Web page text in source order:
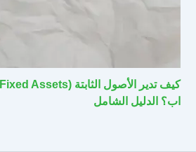
اب؟ الدليل الشامل